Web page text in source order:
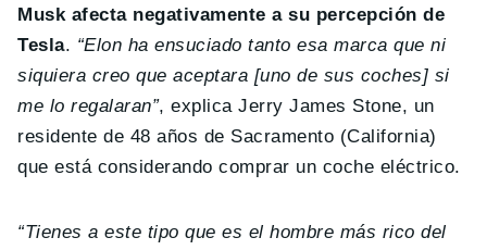
Musk afecta negativamente a su percepción de
Tesla. “Elon ha ensuciado tanto esa marca que ni
siquiera creo que aceptara [uno de sus coches] si
me lo regalaran”, explica Jerry James Stone, un
residente de 48 años de Sacramento (California)
que está considerando comprar un coche eléctrico.
“Tienes a este tipo que es el hombre más rico del